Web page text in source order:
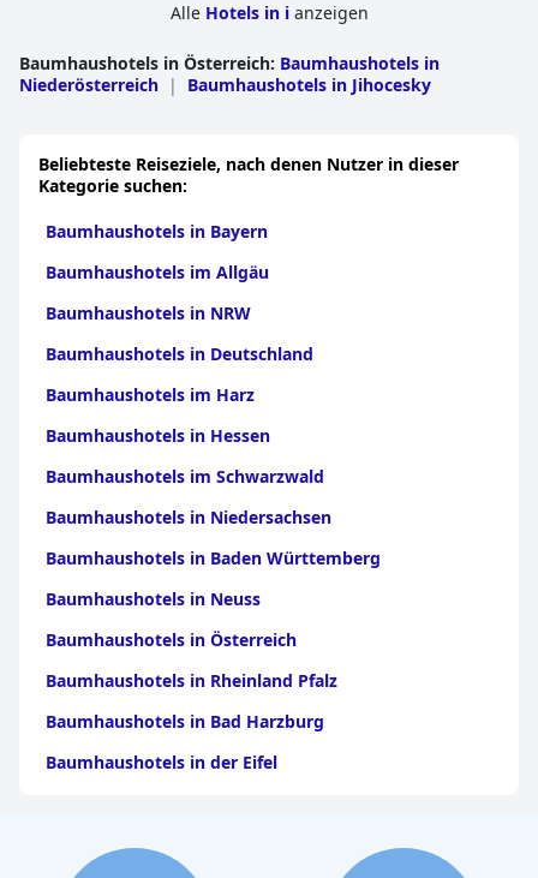
Alle Hotels in ianzeigen
Baumhaushotels in Österreich: Baumhaushotels in
Niederösterreich | Baumhaushotels in Jihocesky
Beliebteste Reiseziele, nach denen Nutzer in dieser
Kategorie suchen:
Baumhaushotels in Bayern
Baumhaushotels im Allgäu
Baumhaushotels in NRW
Baumhaushotels in Deutschland
Baumhaushotels im Harz
Baumhaushotels in Hessen
Baumhaushotels im Schwarzwald
Baumhaushotels in Niedersachsen
Baumhaushotels in Baden Württemberg
Baumhaushotels in Neuss
Baumhaushotels in Österreich
Baumhaushotels in Rheinland Pfalz
Baumhaushotels in Bad Harzburg
Baumhaushotels in der Eifel
Baumhaushotels im Sauerland